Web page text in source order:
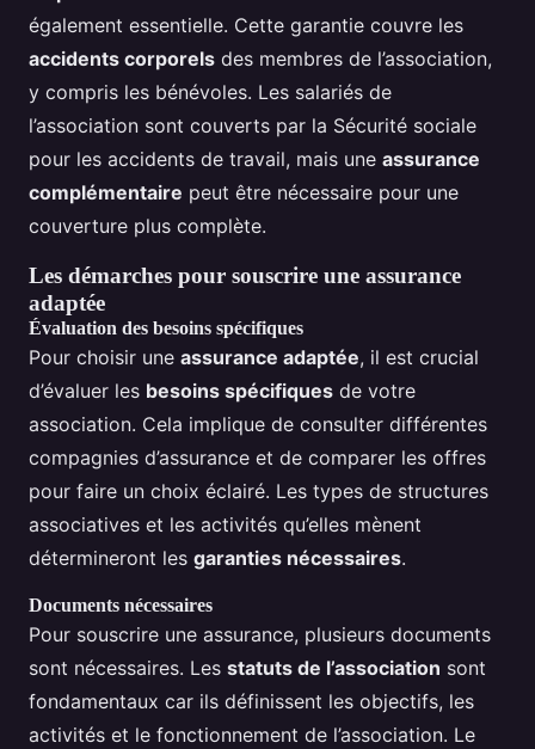
également essentielle. Cette garantie couvre les
accidents corporels des membres de l’association,
y compris les bénévoles. Les salariés de
l’association sont couverts par la Sécurité sociale
pour les accidents de travail, mais une assurance
complémentaire peut être nécessaire pour une
couverture plus complète.
Les démarches pour souscrire une assurance
adaptée
Évaluation des besoins spécifiques
Pour choisir une assurance adaptée, il est crucial
d’évaluer les besoins spécifiques de votre
association. Cela implique de consulter différentes
compagnies d’assurance et de comparer les offres
pour faire un choix éclairé. Les types de structures
associatives et les activités qu’elles mènent
détermineront les garanties nécessaires.
Documents nécessaires
Pour souscrire une assurance, plusieurs documents
sont nécessaires. Les statuts de l’association sont
fondamentaux car ils définissent les objectifs, les
activités et le fonctionnement de l’association. Le